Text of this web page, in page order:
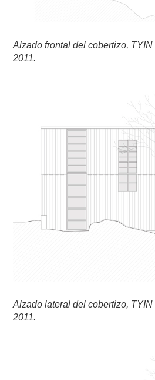
Alzado frontal del cobertizo,
2011.
Alzado lateral del cobertizo, TYIN
2011.